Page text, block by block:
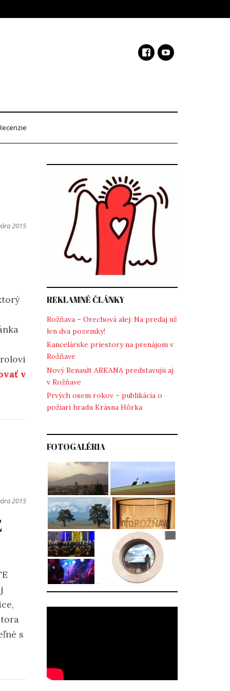
2015
v
2015
s
REKLAMNÉ ČLÁNKY
Rožňava – Orechová alej: Na predaj už
len dva pozemky!
Kancelárske priestory na prenájom v
Rožňave
Nový Renault ARKANA predstavujú aj
v Rožňave
Prvých osem rokov – publikácia o
požiari hradu Krásna Hôrka
FOTOGALÉRIA